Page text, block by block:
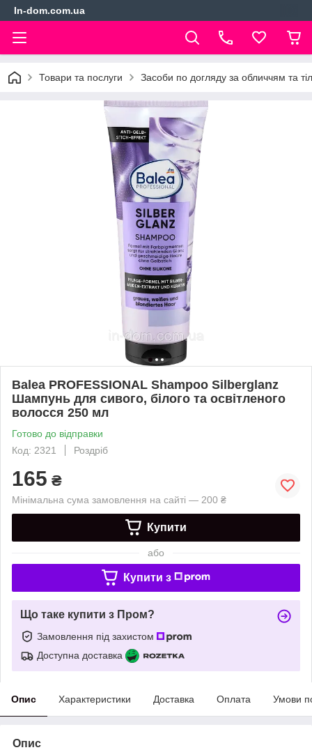
In-dom.com.ua
Товари та послуги Засоби по догляду за обличчям та
Balea PROFESSIONAL Shampoo Silberglanz
Шампунь для сивого, білого та освітленого
волосся 250 мл
Готово до відправки
Код: 2321
Роздріб
165 ₴
Мінімальна сума замовлення на сайті — 200 ₴
Купити
або
Купити з
Що таке купити з Пром?
Замовлення під захистом
Доступна доставка
Опис Характеристики Доставка Оплата Умови
Опис